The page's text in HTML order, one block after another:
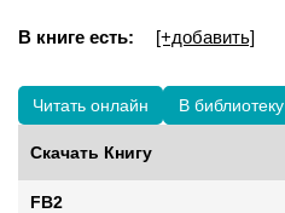
В книге есть: [+добавить]
Читать онлайн В библиотеку
Скачать Книгу
FB2